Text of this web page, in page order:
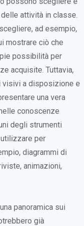
attività in classe.
ad esempio,
mostrare ciò che
possibilità per
acquisite. Tuttavia,
visivi a disposizione e
una vera
conoscenze
degli strumenti
per
diagrammi di
animazioni,
panoramica sui
già